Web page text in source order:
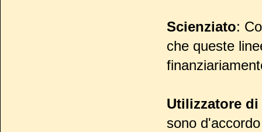
Scienziato:
che queste
Utilizzatore
sono